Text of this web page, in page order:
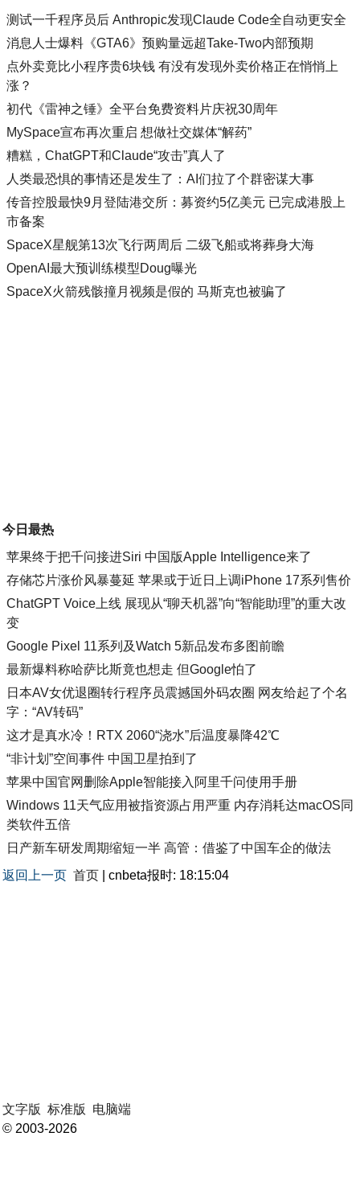
测试一千程序员后 Anthropic发现Claude Code全自动更安全
消息人士爆料《GTA6》预购量远超Take-Two内部预期
点外卖竟比小程序贵6块钱 有没有发现外卖价格正在悄悄上
涨？
初代《雷神之锤》全平台免费资料片庆祝30周年
MySpace宣布再次重启 想做社交媒体“解药”
糟糕，ChatGPT和Claude“攻击”真人了
人类最恐惧的事情还是发生了：AI们拉了个群密谋大事
传音控股最快9月登陆港交所：募资约5亿美元 已完成港股上
市备案
SpaceX星舰第13次飞行两周后 二级飞船或将葬身大海
OpenAI最大预训练模型Doug曝光
SpaceX火箭残骸撞月视频是假的 马斯克也被骗了
今日最热
苹果终于把千问接进Siri 中国版Apple Intelligence来了
存储芯片涨价风暴蔓延 苹果或于近日上调iPhone 17系列售价
ChatGPT Voice上线 展现从“聊天机器”向“智能助理”的重大改
变
Google Pixel 11系列及Watch 5新品发布多图前瞻
最新爆料称哈萨比斯竟也想走 但Google怕了
日本AV女优退圈转行程序员震撼国外码农圈 网友给起了个名
字：“AV转码”
这才是真水冷！RTX 2060“浇水”后温度暴降42℃
“非计划”空间事件 中国卫星拍到了
苹果中国官网删除Apple智能接入阿里千问使用手册
Windows 11天气应用被指资源占用严重 内存消耗达macOS同
类软件五倍
日产新车研发周期缩短一半 高管：借鉴了中国车企的做法
返回上一页 首页 | cnbeta报时: 18:15:04
文字版 标准版
电脑端
© 2003-2026